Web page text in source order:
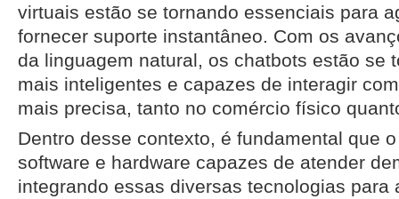
virtuais estão se tornando essenciais para
fornecer suporte instantâneo. Com os
da linguagem natural, os chatbots estão se
mais inteligentes e capazes de interagir
mais precisa, tanto no comércio físico
Dentro desse contexto, é fundamental que
software e hardware capazes de atender
integrando essas diversas tecnologias para